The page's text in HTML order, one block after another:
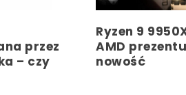
przez
– czy
Ryzen 9
AMD
nowość